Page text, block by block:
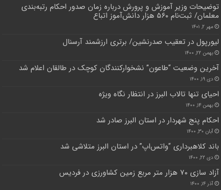
توضیحات وزیر آموزش و پرورش درباره زمان صدور احکام رتبه‌بندی
معلمان/ ثبت‌نام ۵۶۰ هزار دانش‌آموز اتباع
مهر ۲, ۱۴۰۱
لیورپول در تعقیب صدرنشین/ برتری ارزشمند آرسنال
بهمن ۲۲, ۱۴۰۰
آخرین وضعیت “طاعون” نشخوارکنندگان کوچک در طالقان اعلام شد
دی ۱۹, ۱۴۰۰
احیای تنها تالاب البرز در انتظار نگاه ویژه
بهمن ۱۴, ۱۴۰۰
احکام پنج شهردار در استان البرز صادر شد
آبان ۳۰, ۱۴۰۰
باند کلاهبرداری “واتس‌اپ” در استان البرز متلاشی شد
دی ۲۲, ۱۴۰۰
آزاد سازی ۷۰ هزار متر مربع زمین کشاورزی در فردیس
آذر ۱۴, ۱۴۰۰